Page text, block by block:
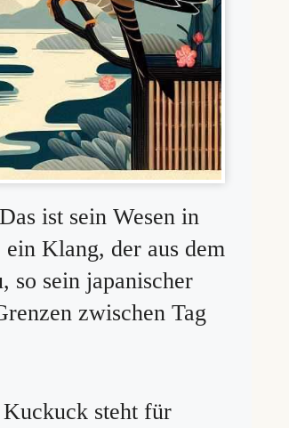
ist sein Wesen in
Klang, der aus dem
so sein japanischer
zwischen Tag
Kuckuck steht für